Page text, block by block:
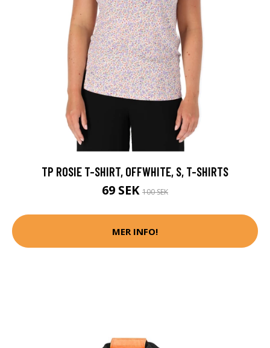
TP ROSIE T-SHIRT, OFFWHITE, S, T-SHIRTS
69 SEK 100 SEK
MER INFO!